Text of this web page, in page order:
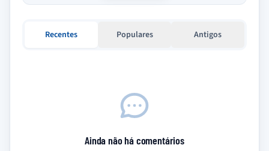
Recentes Populares Antigos
Ainda não há comentários